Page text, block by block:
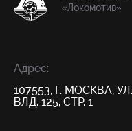
«Локомотив»
Адрес:
107553, Г. МОСКВА,
ВЛД. 125, СТР. 1